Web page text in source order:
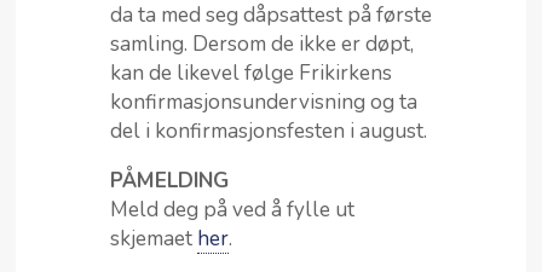
da ta med seg dåpsattest på første
samling. Dersom de ikke er døpt,
kan de likevel følge Frikirkens
konfirmasjonsundervisning og ta
del i konfirmasjonsfesten i august.
PÅMELDING
Meld deg på ved å fylle ut
skjemaet her.